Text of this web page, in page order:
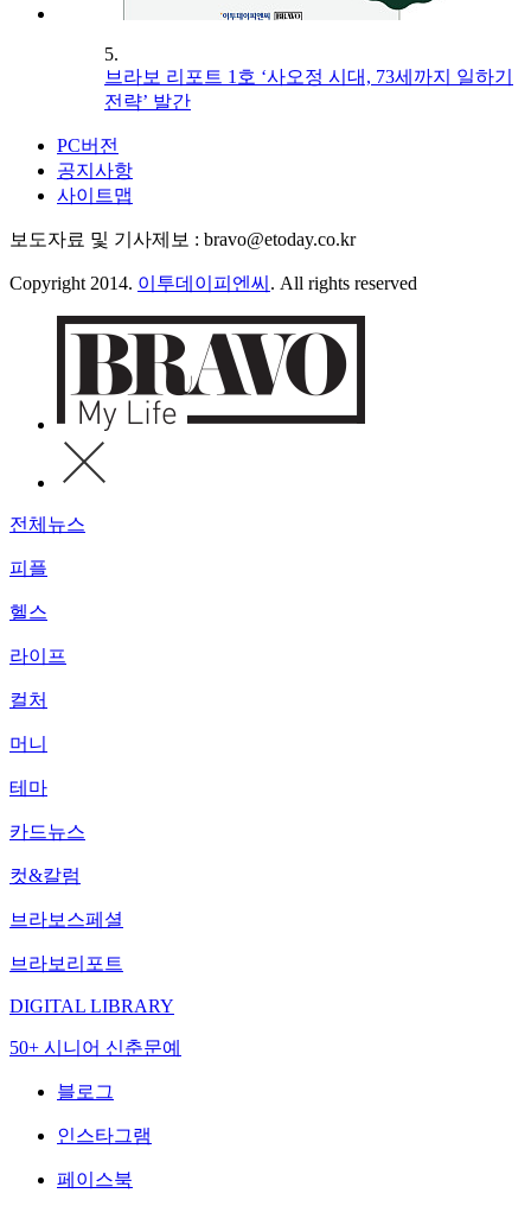
5.
브라보 리포트 1호 ‘사오정 시대, 73세까지 일하기
전략’ 발간
PC버전
공지사항
사이트맵
보도자료 및 기사제보 : bravo@etoday.co.kr
Copyright 2014. 이투데이피엔씨 . All rights reserved
전체뉴스
피플
헬스
라이프
컬처
머니
테마
카드뉴스
컷&칼럼
브라보스페셜
브라보리포트
DIGITAL LIBRARY
50+ 시니어 신춘문예
블로그
인스타그램
페이스북